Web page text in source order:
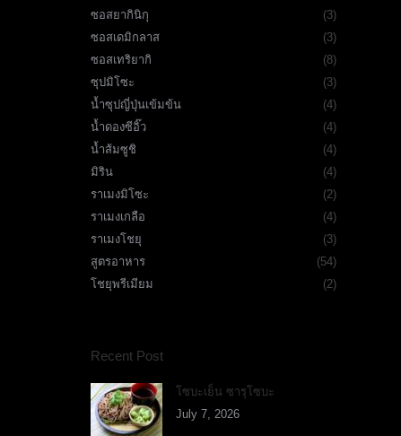
ซอสยากินิกุ
(3)
ซอสเดมิกลาส
(3)
ซอสเทริยากิ
(8)
ซุปมิโซะ
(3)
น้ำซุปญี่ปุ่นเข้มข้น
(4)
น้ำดองซีอิ๊ว
(4)
น้ำส้มซูชิ
(4)
มิริน
(4)
ราเมงมิโซะ
(2)
ราเมงเกลือ
(4)
ราเมงโชยุ
(3)
สูตรอาหาร
(54)
โชยุพรีเมียม
(2)
Recent Post
โซบะเย็น ซารุโซบะ
July 7, 2026